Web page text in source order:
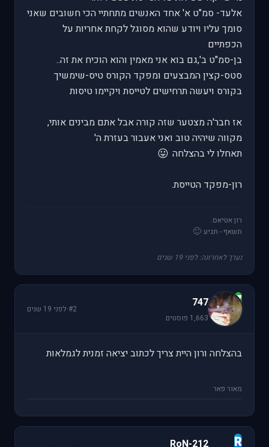
אלעד- סמ"ט א' אחד האנשים מתחתיי הכי חשובים שאני
סומך עליו ויודע שהוא מסוגל לקחת אחריות על
הכפתיים
בן-סמ"ט ב',גם בוא אני מאמין והוא הוכיח את זה..
סטס-קצין המבצעים ומפקד הקורס טיס-שימשיך
בקורס ויעשה תרחישים לטייסת ויקיימו טיסות
אז חבר'ה מצטער שזה קורה אבל אתם מבינים אותי,
מקווה שיהיה טוב ואני אעבור בעזרת ה'
תאחלו לי בהצלחה 😛
רון-מפקד הטייסת.
רון אטיאס.
תשאף - תגיע 🙂
נערך לאחרונה: לפני 19 שנים
7
747
1,663 פוסטים
#2
·לפני 19 שנים
בהצלחה ורון היית צריך לכתוב יציאה זמנית לגמלאות
מאור פאר
R
RoN-212